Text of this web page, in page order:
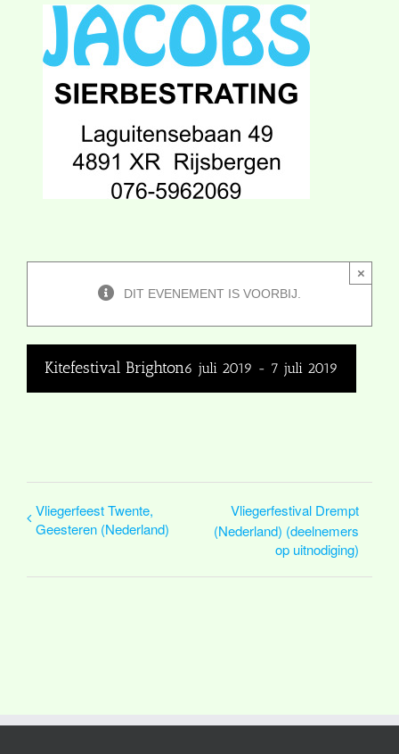
DIT EVENEMENT IS VOORBIJ.
×
Kitefestival Brighton6 juli 2019 - 7 juli 2019
Vliegerfeest Twente,
Geesteren (Nederland)
Vliegerfestival Drempt
(Nederland) (deelnemers
op uitnodiging)